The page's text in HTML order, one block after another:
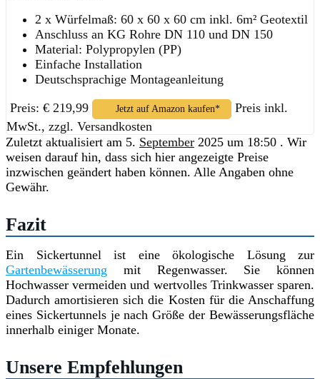
2 x Würfelmaß: 60 x 60 x 60 cm inkl. 6m² Geotextil
Anschluss an KG Rohre DN 110 und DN 150
Material: Polypropylen (PP)
Einfache Installation
Deutschsprachige Montageanleitung
Preis: € 219,99 Jetzt auf Amazon kaufen*
Preis inkl.
MwSt., zzgl. Versandkosten
Zuletzt aktualisiert am 5. September 2025 um 18:50 . Wir
weisen darauf hin, dass sich hier angezeigte Preise
inzwischen geändert haben können. Alle Angaben ohne
Gewähr.
Fazit
Ein Sickertunnel ist eine ökologische Lösung zur
Gartenbewässerung mit Regenwasser. Sie können
Hochwasser vermeiden und wertvolles Trinkwasser sparen.
Dadurch amortisieren sich die Kosten für die Anschaffung
eines Sickertunnels je nach Größe der Bewässerungsfläche
innerhalb einiger Monate.
Unsere Empfehlungen